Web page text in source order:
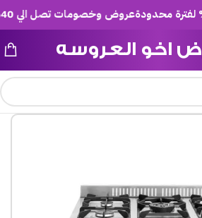
عروض وخصومات تصل الي 40% لفترة محدودة
اخو العروسه